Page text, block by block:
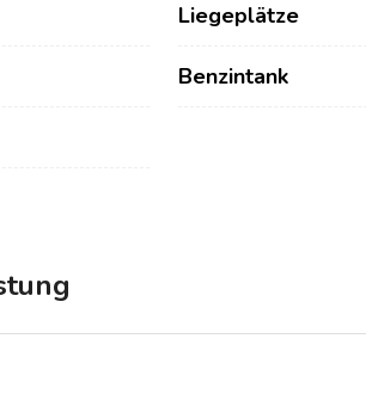
Liegeplätze
Benzintank
Dienstleistungen